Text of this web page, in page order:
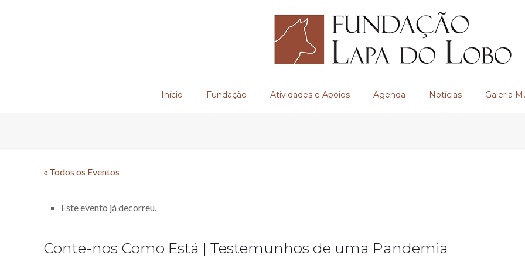
Início Fundação Atividades e Apoios Agenda Notícias Galeria
« Todos os Eventos
Este evento já decorreu.
Conte-nos Como Está | Testemunhos de uma Pandemia